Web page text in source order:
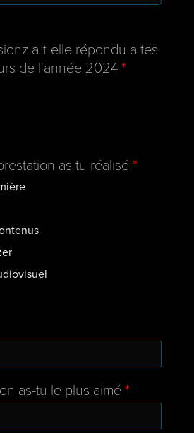
a-t-elle répondu a tes
de l'année 2024 *
as tu réalisé *
as-tu le plus aimé *